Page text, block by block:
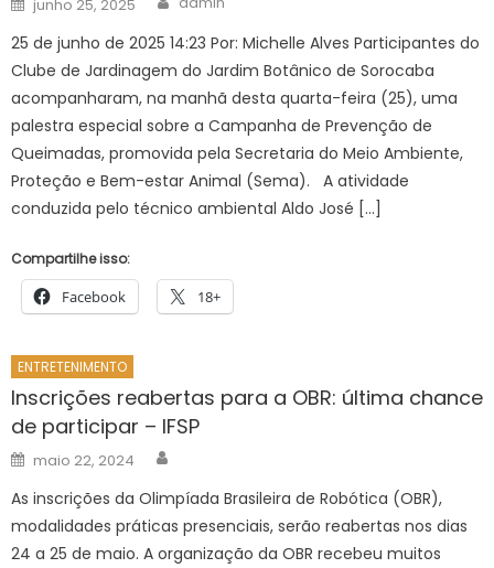
on
junho 25, 2025
25 de junho de 2025 14:23 Por: Michelle Alves Participantes do
Clube de Jardinagem do Jardim Botânico de Sorocaba
acompanharam, na manhã desta quarta-feira (25), uma
palestra especial sobre a Campanha de Prevenção de
Queimadas, promovida pela Secretaria do Meio Ambiente,
Proteção e Bem-estar Animal (Sema). A atividade
conduzida pelo técnico ambiental Aldo José […]
Compartilhe isso:
Facebook 18+
ENTRETENIMENTO
Inscrições reabertas para a OBR: última chance
de participar – IFSP
Posted
on
maio 22, 2024
As inscrições da Olimpíada Brasileira de Robótica (OBR),
modalidades práticas presenciais, serão reabertas nos dias
24 a 25 de maio. A organização da OBR recebeu muitos